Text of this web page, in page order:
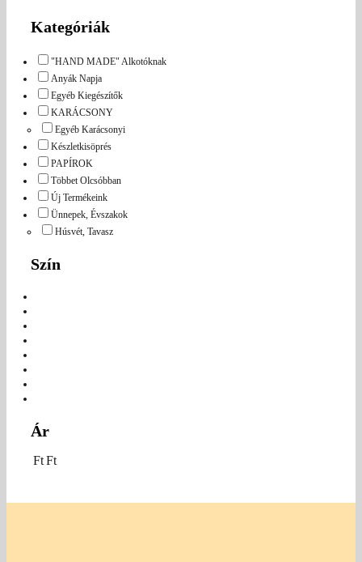
Kategóriák
"HAND MADE" Alkotóknak
Anyák Napja
Egyéb Kiegészítők
KARÁCSONY
Egyéb Karácsonyi
Készletkisöprés
PAPÍROK
Többet Olcsóbban
Új Termékeink
Ünnepek, Évszakok
Húsvét, Tavasz
Szín
Ár
FtFt